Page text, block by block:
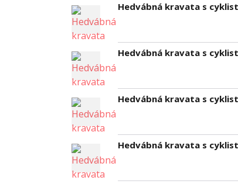
Hedvábná kravata s
Hedvábná kravata s
Hedvábná kravata s
Hedvábná kravata s